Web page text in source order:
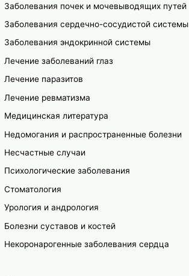
Заболевания почек и мочевыводящих путей
Заболевания сердечно-сосудистой системы
Заболевания эндокринной системы
Лечение заболеваний глаз
Лечение паразитов
Лечение ревматизма
Медицинская литература
Недомогания и распространенные болезни
Несчастные случаи
Психологические заболевания
Стоматология
Урология и андрология
Болезни суставов и костей
Некоронарогенные заболевания сердца